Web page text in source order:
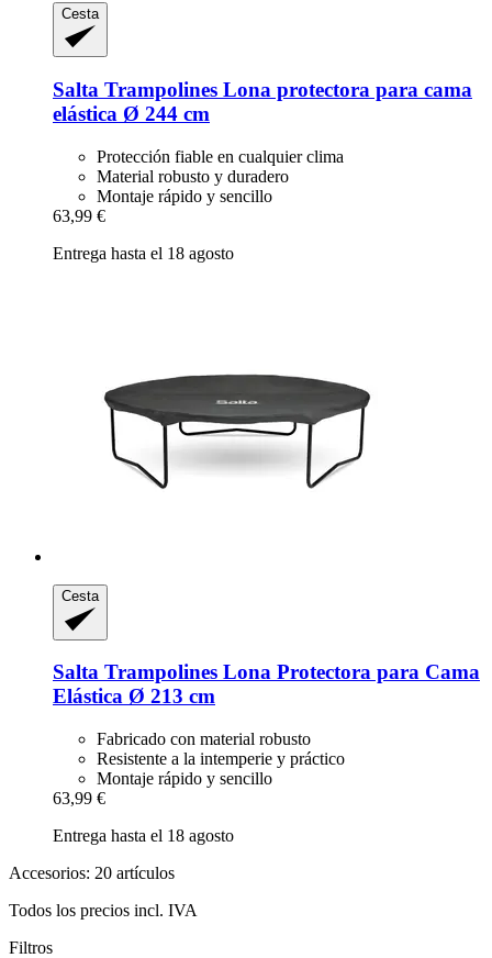
Cesta
Salta Trampolines Lona protectora para cama
elástica Ø 244 cm
Protección fiable en cualquier clima
Material robusto y duradero
Montaje rápido y sencillo
63,99 €
Entrega hasta el 18 agosto
Cesta
Salta Trampolines Lona Protectora para Cama
Elástica Ø 213 cm
Fabricado con material robusto
Resistente a la intemperie y práctico
Montaje rápido y sencillo
63,99 €
Entrega hasta el 18 agosto
Accesorios: 20 artículos
Todos los precios incl. IVA
Filtros